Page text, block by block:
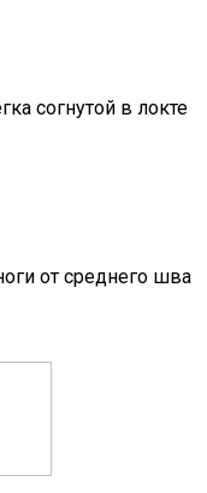
согнутой в локте
от среднего шва